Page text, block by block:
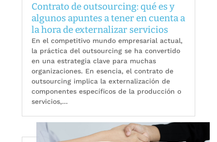
Contrato de outsourcing: qué es y
algunos apuntes a tener en cuenta a
la hora de externalizar servicios
En el competitivo mundo empresarial actual,
la práctica del outsourcing se ha convertido
en una estrategia clave para muchas
organizaciones. En esencia, el contrato de
outsourcing implica la externalización de
componentes específicos de la producción o
servicios,...